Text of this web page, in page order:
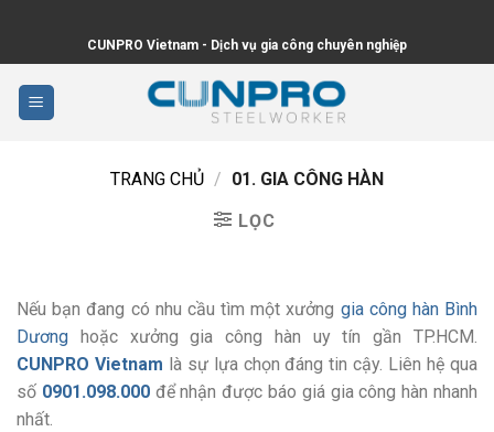
content
CUNPRO Vietnam - Dịch vụ gia công chuyên nghiệp
TRANG CHỦ / 01. GIA CÔNG HÀN
LỌC
Nếu bạn đang có nhu cầu tìm một xưởng gia công hàn Bình
Dương hoặc xưởng gia công hàn uy tín gần TP.HCM.
CUNPRO Vietnam là sự lựa chọn đáng tin cậy. Liên hệ qua
số 0901.098.000 để nhận được báo giá gia công hàn nhanh
nhất.